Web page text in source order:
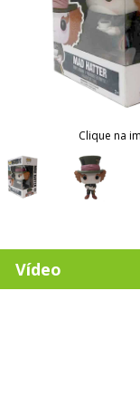
Clique na
Vídeo